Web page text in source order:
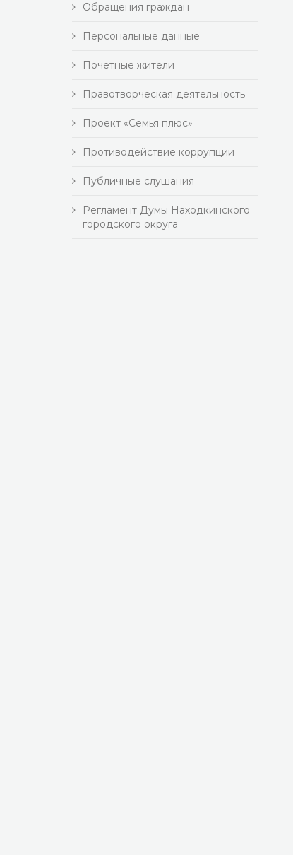
Обращения граждан
Персональные данные
Почетные жители
Правотворческая деятельность
Проект «Семья плюс»
Противодействие коррупции
Публичные слушания
Регламент Думы Находкинского
городского округа